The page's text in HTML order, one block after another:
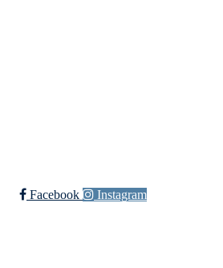
Facebook Instagram